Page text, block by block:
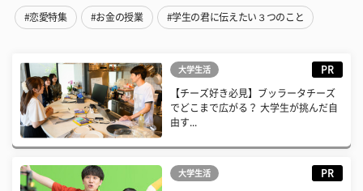
#恋愛特集 #お金の授業 #学生の君に伝えたい３つのこと
大学生活 PR
【チーズ好き必見】ブッラータチーズ
でどこまで広がる？ 大学生が挑んだ自
由す...
大学生活 PR